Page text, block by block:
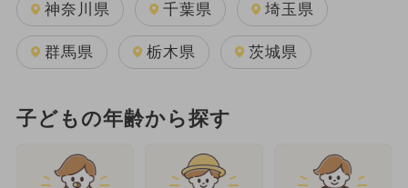
神奈川県 千葉県 埼玉県
群馬県 栃木県 茨城県
子どもの年齢から探す